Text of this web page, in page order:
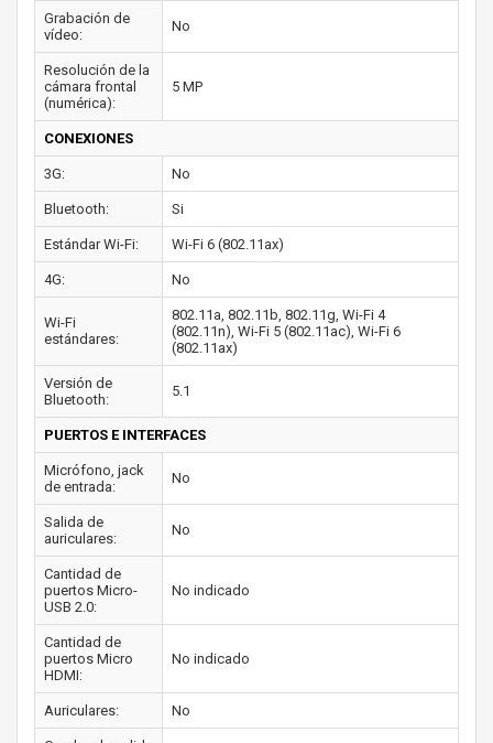
Grabación de
vídeo:
No
Resolución de la
cámara frontal
(numérica):
5 MP
CONEXIONES
3G: No
Bluetooth: Si
Estándar Wi-Fi: Wi-Fi 6 (802.11ax)
4G: No
Wi-Fi
estándares:
802.11a, 802.11b, 802.11g, Wi-Fi 4
(802.11n), Wi-Fi 5 (802.11ac), Wi-Fi 6
(802.11ax)
Versión de
Bluetooth:
5.1
PUERTOS E INTERFACES
Micrófono, jack
de entrada:
No
Salida de
auriculares:
No
Cantidad de
puertos Micro-
USB 2.0:
No indicado
Cantidad de
puertos Micro
HDMI:
No indicado
Auriculares: No